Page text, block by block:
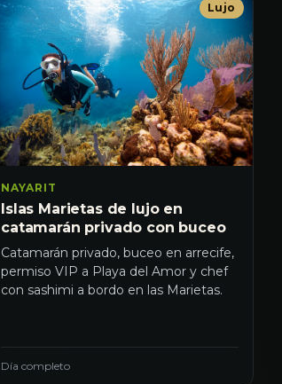
Lujo
NAYARIT
Islas Marietas de lujo en
catamarán privado con buceo
Catamarán privado, buceo en arrecife,
permiso VIP a Playa del Amor y chef
con sashimi a bordo en las Marietas.
Día completo